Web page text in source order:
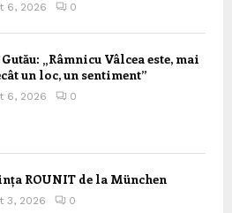
6, 2026 0
„Râmnicu Vâlcea este, mai
un loc, un sentiment”
6, 2026 0
ROUNIT de la München
3, 2026 0